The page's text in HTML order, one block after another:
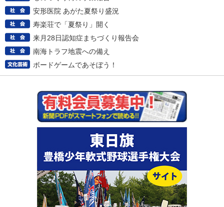
安形医院 あがた夏祭り盛況
寿楽荘で「夏祭り」開く
来月28日認知症まちづくり報告会
南海トラフ地震への備え
ボードゲームであそぼう！